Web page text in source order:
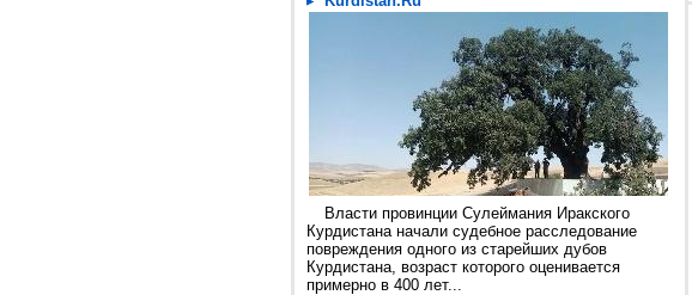
Власти провинции Сулеймания Иракского
Курдистана начали судебное расследование
повреждения одного из старейших дубов
Курдистана, возраст которого оценивается
примерно в 400 лет...